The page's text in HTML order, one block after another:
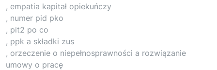
, empatia kapitał opiekuńczy
, numer pid pko
, pit2 po co
, ppk a składki zus
, orzeczenie o niepełnosprawności a rozwiązanie
umowy o pracę